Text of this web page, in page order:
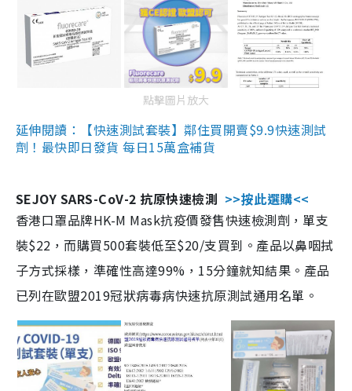
點擊圖片放大
延伸閱讀：【快速測試套裝】鄰住買開賣$9.9快速測試
劑！最快即日發貨 每日15萬盒補貨
SEJOY SARS-CoV-2 抗原快速檢測 >>按此選購<<
香港口罩品牌HK-M Mask抗疫價發售快速檢測劑，單支
裝$22，而購買500套裝低至$20/支買到。產品以鼻咽拭
子方式採樣，準確性高達99%，15分鐘就知結果。產品
已列在歐盟2019冠狀病毒病快速抗原測試通用名單。